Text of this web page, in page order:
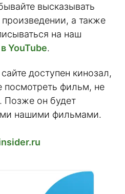
высказывать
а также
на наш
YouTube.
доступен кинозал,
фильм, не
Позже он будет
нашими фильмами.